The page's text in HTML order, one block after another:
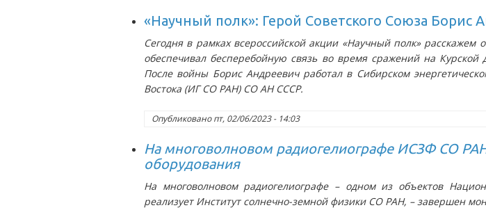
«Научный полк»: Герой Советского Союза Борис
Сегодня в рамках всероссийской акции «Научный полк» расскажем
обеспечивал бесперебойную связь во время сражений на
После войны Борис Андреевич работал в Сибирском
Востока (ИГ СО РАН) СО АН СССР.
Опубликованопт, 02/06/2023 - 14:03
На многоволновом радиогелиографе ИСЗФ СО
оборудования
На многоволновом радиогелиографе – одном из объектов
реализует Институт солнечно-земной физики СО РАН, – завершен